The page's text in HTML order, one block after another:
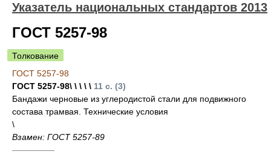
Указатель национальных стандартов 2013
ГОСТ 5257-98
Толкование
ГОСТ 5257-98
ГОСТ 5257-98\ \ \ \ \ 11 с. (3)
Бандажи черновые из углеродистой стали для подвижного
состава трамвая. Технические условия
\
Взамен: ГОСТ 5257-89
—————